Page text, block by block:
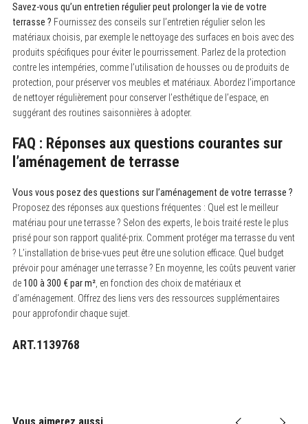
Savez-vous qu’un entretien régulier peut prolonger la vie de votre
terrasse ? Fournissez des conseils sur l’entretien régulier selon les
matériaux choisis, par exemple le nettoyage des surfaces en bois avec des
produits spécifiques pour éviter le pourrissement. Parlez de la protection
contre les intempéries, comme l’utilisation de housses ou de produits de
protection, pour préserver vos meubles et matériaux. Abordez l’importance
de nettoyer régulièrement pour conserver l’esthétique de l’espace, en
suggérant des routines saisonnières à adopter.
FAQ : Réponses aux questions courantes sur
l’aménagement de terrasse
Vous vous posez des questions sur l’aménagement de votre terrasse ?
Proposez des réponses aux questions fréquentes : Quel est le meilleur
matériau pour une terrasse ? Selon des experts, le bois traité reste le plus
prisé pour son rapport qualité-prix. Comment protéger ma terrasse du vent
? L’installation de brise-vues peut être une solution efficace. Quel budget
prévoir pour aménager une terrasse ? En moyenne, les coûts peuvent varier
de100 à 300 € par m², en fonction des choix de matériaux et
d’aménagement. Offrez des liens vers des ressources supplémentaires
pour approfondir chaque sujet.
ART.1139768